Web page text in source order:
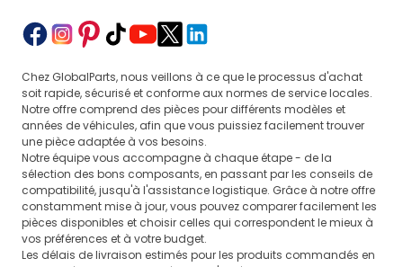
Chez GlobalParts, nous veillons à ce que le processus d'achat
soit rapide, sécurisé et conforme aux normes de service locales.
Notre offre comprend des pièces pour différents modèles et
années de véhicules, afin que vous puissiez facilement trouver
une pièce adaptée à vos besoins.
Notre équipe vous accompagne à chaque étape - de la
sélection des bons composants, en passant par les conseils de
compatibilité, jusqu'à l'assistance logistique. Grâce à notre offre
constamment mise à jour, vous pouvez comparer facilement les
pièces disponibles et choisir celles qui correspondent le mieux à
vos préférences et à votre budget.
Les délais de livraison estimés pour les produits commandés en